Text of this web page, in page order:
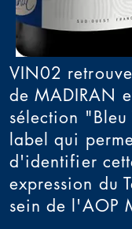
VIN02
de MADIRAN
sélection "Bleu
label qui
d'identifier
expression du
sein de l'AOP